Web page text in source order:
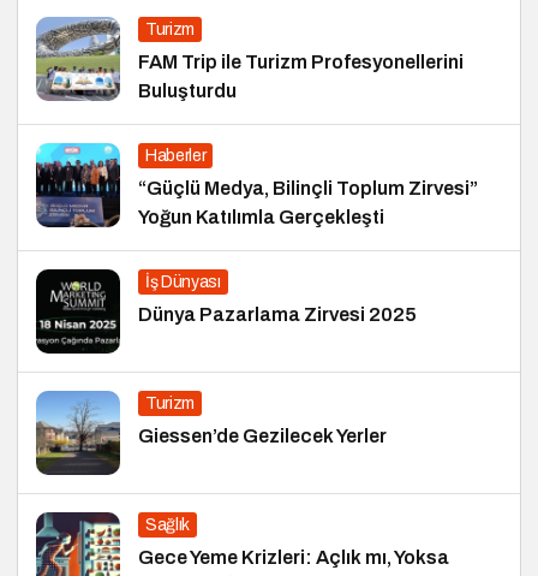
Turizm
FAM Trip ile Turizm Profesyonellerini
Buluşturdu
Haberler
“Güçlü Medya, Bilinçli Toplum Zirvesi”
Yoğun Katılımla Gerçekleşti
İş Dünyası
Dünya Pazarlama Zirvesi 2025
Turizm
Giessen’de Gezilecek Yerler
Sağlık
Gece Yeme Krizleri: Açlık mı, Yoksa